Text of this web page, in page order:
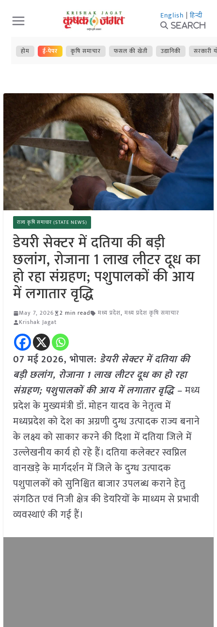
Skip
to
content
English | हिन्दी
Search
होम ई-पेपर कृषि समाचार फसल की खेती उद्यानिकी सरकारी
राज्य कृषि समाचार (STATE NEWS)
डेयरी सेक्टर में दतिया की बड़ी
छलांग, रोजाना 1 लाख लीटर दूध का
हो रहा संग्रहण; पशुपालकों की आय
में लगातार वृद्धि
May 7, 2026 2 min read मध्य प्रदेश, मध्य प्रदेश कृषि समाचार
Krishak Jagat
07 मई2026, भोपाल: डेयरी सेक्टर में दतिया की
बड़ी छलांग, रोजाना 1 लाख लीटर दूध का हो रहा
संग्रहण; पशुपालकों की आय में लगातार वृद्धि –मध्य
प्रदेश के मुख्यमंत्री डॉ. मोहन यादव के नेतृत्व में
मध्यप्रदेश को देश का अग्रणी दुग्ध उत्पादक राज्य बनाने
के लक्ष्य को साकार करने की दिशा में दतिया जिले में
उल्लेखनीय कार्य हो रहे हैं। दतिया कलेक्टर स्वप्निल
वानखड़े के मार्गदर्शन में जिले के दुग्ध उत्पादक
पशुपालकों को सुनिश्चित बाजार उपलब्ध कराने हेतु
संगठित एवं निजी क्षेत्र की डेयरियों के माध्यम से प्रभावी
व्यवस्थाएं की गई हैं।